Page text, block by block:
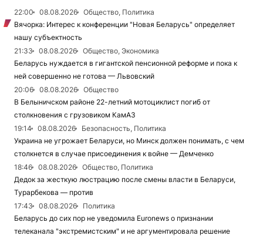
22:00 08.08.2026
Общество, Политика
Вячорка: Интерес к конференции "Новая Беларусь" определяет
нашу субъектность
21:33
08.08.2026
Общество, Экономика
Беларусь нуждается в гигантской пенсионной реформе и пока к
ней совершенно не готова — Львовский
20:06
08.08.2026
Общество
В Белыничском районе 22-летний мотоциклист погиб от
столкновения с грузовиком КамАЗ
19:14
08.08.2026
Безопасность, Политика
Украина не угрожает Беларуси, но Минск должен понимать, с чем
столкнется в случае присоединения к войне — Демченко
18:46
08.08.2026
Общество, Политика
Дедок за жесткую люстрацию после смены власти в Беларуси,
Турарбекова — против
17:43
08.08.2026
Политика
Беларусь до сих пор не уведомила Euronews о признании
телеканала "экстремистским" и не аргументировала решение